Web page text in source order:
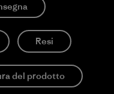
Resi
del prodotto